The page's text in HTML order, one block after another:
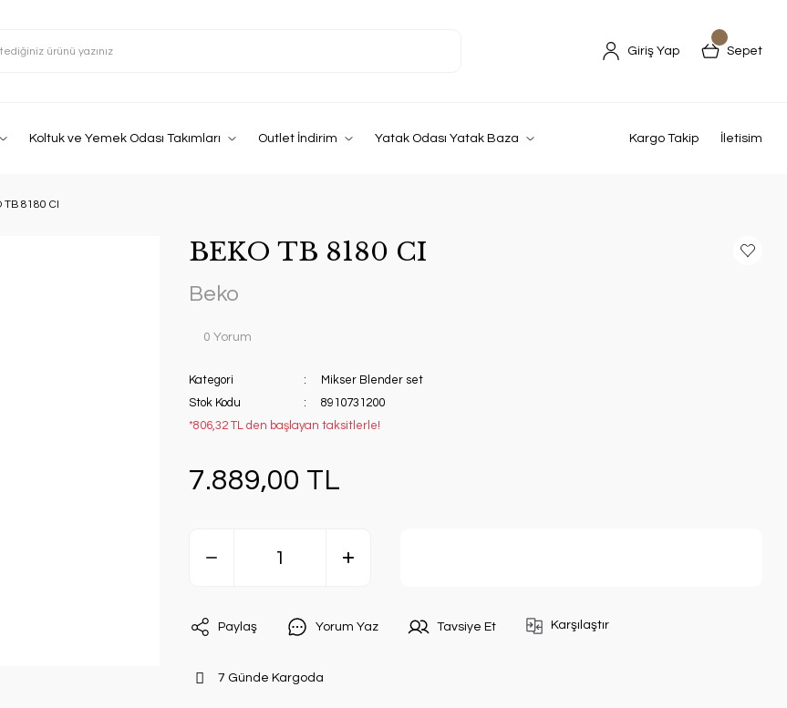
Giriş Yap Sepet
Koltuk ve Yemek Odası Takımları Outlet İndirim Yatak Odası Yatak Baza Kargo Takip İletisim
TB 8180 CI
BEKO TB 8180 CI
Beko
0 Yorum
Kategori
Mikser Blender set
Stok Kodu
8910731200
*806,32 TL den başlayan taksitlerle!
7.889,00 TL
Paylaş Yorum Yaz Tavsiye Et Karşılaştır
7 Günde Kargoda